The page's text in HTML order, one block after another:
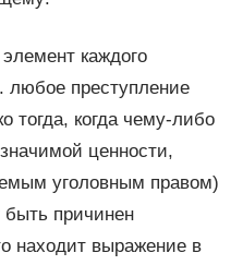
каждого
любое преступление
тогда, когда чему-либо
ценности,
уголовным правом)
причинен
находит выражение в